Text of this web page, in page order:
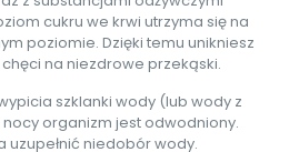
cukru we krwi utrzyma się na
poziomie. Dzięki temu unikniesz
na niezdrowe przekąski.
szklanki wody (lub wody z
nocy organizm jest odwodniony.
uzupełnić niedobór wody.